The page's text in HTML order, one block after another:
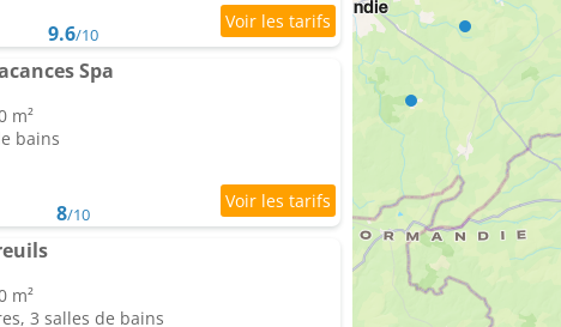
9.6/10
Spa
m²
bains
8/10
m²
3 salles de bains